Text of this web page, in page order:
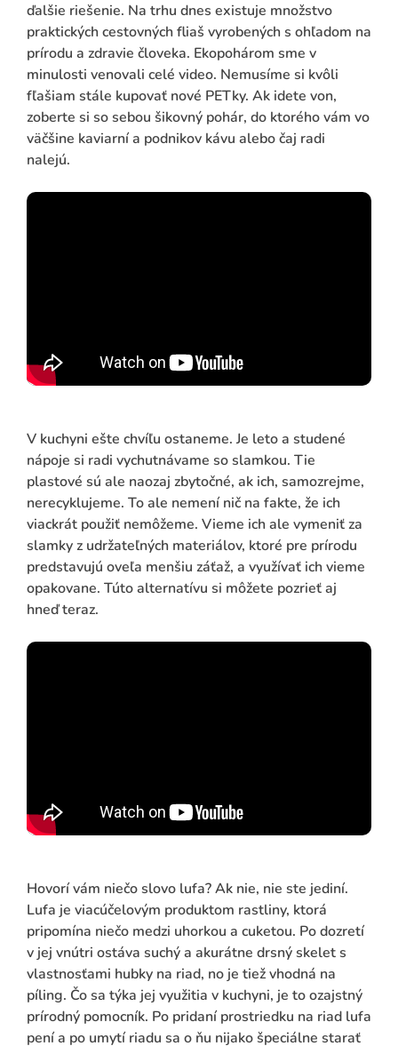
ďalšie riešenie. Na trhu dnes existuje množstvo
praktických cestovných fliaš vyrobených s ohľadom na
prírodu a zdravie človeka. Ekopohárom sme v
minulosti venovali celé video. Nemusíme si kvôli
fľašiam stále kupovať nové PETky. Ak idete von,
zoberte si so sebou šikovný pohár, do ktorého vám vo
väčšine kaviarní a podnikov kávu alebo čaj radi
nalejú.
V kuchyni ešte chvíľu ostaneme. Je leto a studené
nápoje si radi vychutnávame so slamkou. Tie
plastové sú ale naozaj zbytočné, ak ich, samozrejme,
nerecyklujeme. To ale nemení nič na fakte, že ich
viackrát použiť nemôžeme. Vieme ich ale vymeniť za
slamky z udržateľných materiálov, ktoré pre prírodu
predstavujú oveľa menšiu záťaž, a využívať ich vieme
opakovane. Túto alternatívu si môžete pozrieť aj
hneď teraz.
Hovorí vám niečo slovo lufa? Ak nie, nie ste jediní.
Lufa je viacúčelovým produktom rastliny, ktorá
pripomína niečo medzi uhorkou a cuketou. Po dozretí
v jej vnútri ostáva suchý a akurátne drsný skelet s
vlastnosťami hubky na riad, no je tiež vhodná na
píling. Čo sa týka jej využitia v kuchyni, je to ozajstný
prírodný pomocník. Po pridaní prostriedku na riad lufa
pení a po umytí riadu sa o ňu nijako špeciálne starať